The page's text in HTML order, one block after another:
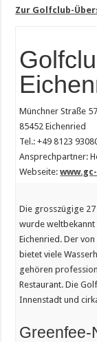
Zur Golfclub-
Münchner Straße 57
85452 Eichenried
Tel.: +49 8123
Ansprechpartner:
Webseite:
Die grosszügige
wurde weltbekannt
Eichenried. Der
bietet viele
gehören
Restaurant. Die
Innenstadt und
Greenfee-